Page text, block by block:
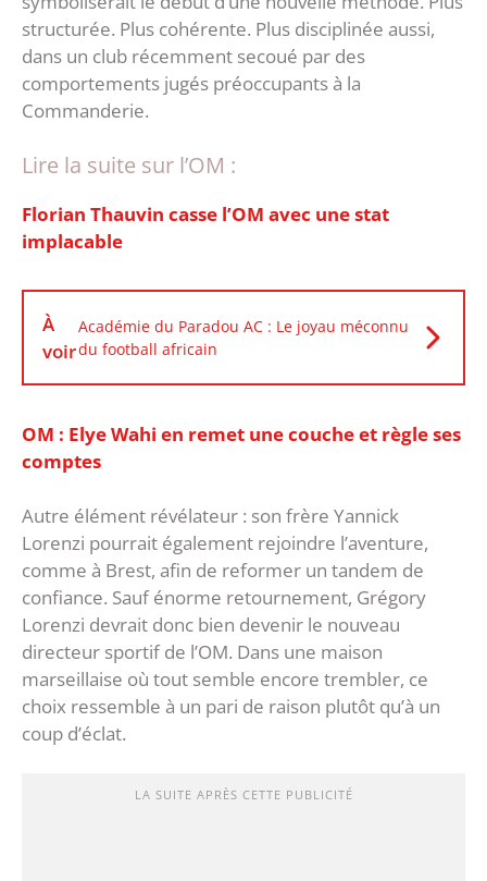
structurée. Plus cohérente. Plus disciplinée aussi,
dans un club récemment secoué par des
comportements jugés préoccupants à la
Commanderie.
Lire la suite sur l’OM :
Florian Thauvin casse l’OM avec une stat
implacable
À
voir
Académie du Paradou AC : Le joyau méconnu
du football africain
OM : Elye Wahi en remet une couche et règle ses
comptes
‎Autre élément révélateur : son frère Yannick
Lorenzi pourrait également rejoindre l’aventure,
comme à Brest, afin de reformer un tandem de
confiance. Sauf énorme retournement, Grégory
Lorenzi devrait donc bien devenir le nouveau
directeur sportif de l’OM. ‎Dans une maison
marseillaise où tout semble encore trembler, ce
choix ressemble à un pari de raison plutôt qu’à un
coup d’éclat.
LA SUITE APRÈS CETTE PUBLICITÉ